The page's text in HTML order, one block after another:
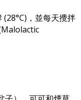
，並每天攪拌